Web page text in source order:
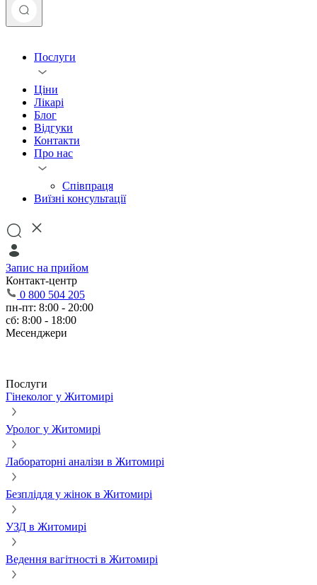
Послуги
Ціни
Лікарі
Блог
Відгуки
Контакти
Про нас
Співпраця
Виїзні консультації
Запис на прийом
Контакт-центр
0 800 504 205
пн-пт: 8:00 - 20:00
сб: 8:00 - 18:00
Месенджери
Послуги
Гінеколог у Житомирі
Уролог у Житомирі
Лабораторні аналізи в Житомирі
Безпліддя у жінок в Житомирі
УЗД в Житомирі
Ведення вагітності в Житомирі